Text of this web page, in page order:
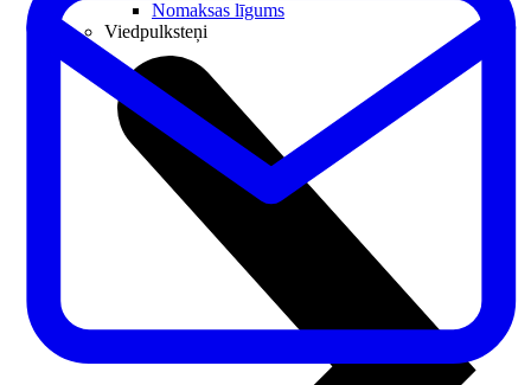
Nomaksas līgums
Viedpulksteņi